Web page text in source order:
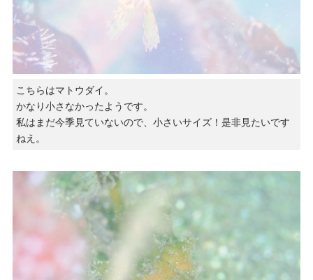
こちらはマトウダイ。
かなり小さなかったようです。
私はまだ今季見ていないので、小さいサイズ！是非見たいです
ねえ。